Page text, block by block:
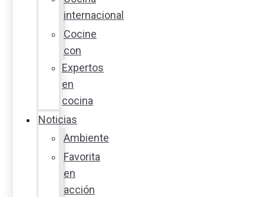
internacional
Cocine
con
Expertos
en
cocina
Noticias
Ambiente
Favorita
en
acción